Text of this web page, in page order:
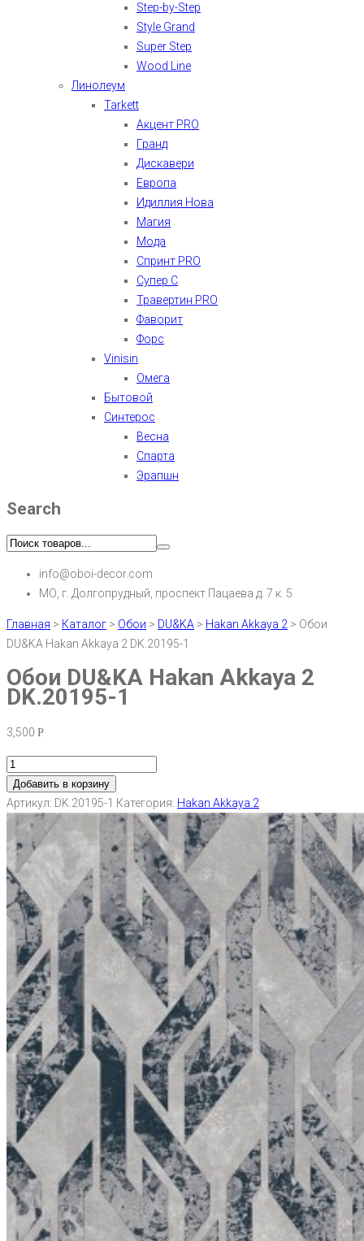
Step-by-Step
Style Grand
Super Step
Wood Line
Линолеум
Tarkett
Акцент PRO
Гранд
Дискавери
Европа
Идиллия Нова
Магия
Мода
Спринт PRO
Супер С
Травертин PRO
Фаворит
Форс
Vinisin
Омега
Бытовой
Синтерос
Весна
Спарта
Эрапшн
Search
info@oboi-decor.com
МО, г. Долгопрудный, проспект Пацаева д. 7 к. 5
Главная > Каталог > Обои > DU&KA > Hakan Akkaya 2 > Обои
DU&KA Hakan Akkaya 2 DK.20195-1
Обои DU&KA Hakan Akkaya 2
DK.20195-1
3,500 Р
Добавить в корзину
Артикул: DK.20195-1 Категория: Hakan Akkaya 2